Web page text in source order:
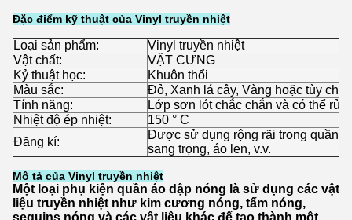
Đặc điểm kỹ thuật của Vinyl truyền nhiệt
Loại sản phẩm:
Vinyl truyền nhiệt
Vật chất:
VẬT CƯNG
Kỷ thuật học:
Khuôn thổi
Màu sắc:
Đỏ, Xanh lá cây, Vàng hoặc tùy
Tính năng:
Lớp sơn lót chắc chắn và có thể
Nhiệt độ ép nhiệt:
150 ° C
Đăng kí:
Được sử dụng rộng rãi trong quần
sang trọng, áo len, v.v.
Mô tả của Vinyl truyền nhiệt
Một loại phụ kiện quần áo dập nóng là sử dụng các vật
liệu truyền nhiệt như kim cương nóng, tấm nóng,
sequins nóng và các vật liệu khác để tạo thành một